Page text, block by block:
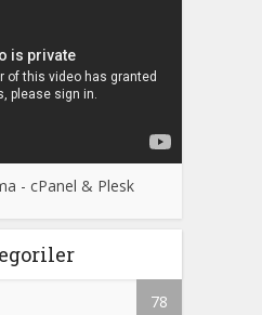
- cPanel & Plesk
78